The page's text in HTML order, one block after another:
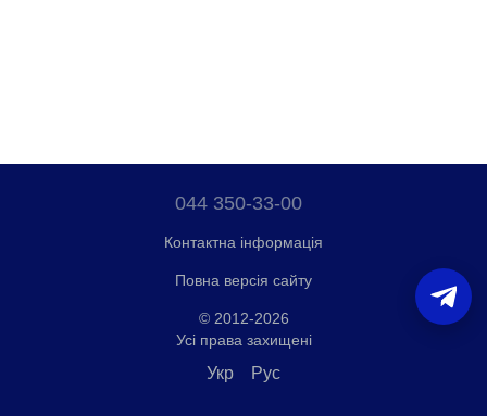
044 350-33-00
Контактна інформація
Повна версія сайту
© 2012-2026
Усі права захищені
Укр Рус